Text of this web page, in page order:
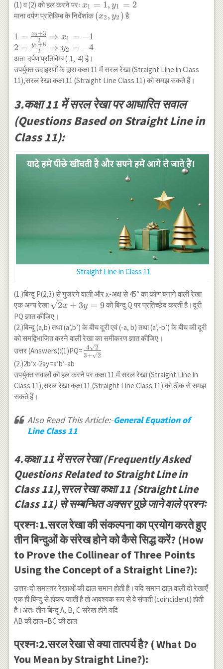
{x_1-3}=3
\Rightarrow 3
x_1-y_1=1
\ldots(1)
y_1=7
\ldots(2)
(1) व (2) को हल करने परः x_{1}=1,y_{1}=2
x1 = 1, y1 = 2
माना दर्पण प्रतिबिम्ब के निर्देशांक\left(x_{2},
(x2 , y2 ) है
1=\frac{x_2+3}
{2} \Rightarrow
x_1=-1 \\
2=\frac{y_2+8}
{2} \Rightarrow
1 = 2
x2 +3 ⇒ x1 = −1
2 = 2
y2 +8 ⇒ y2 = −4
अतः दर्पण प्रतिबिम्ब (-1,-4) है।
उपर्युक्त उदाहरणों के द्वारा कक्षा 11 में सरल रेखा (Straight Line in Class
11),सरल रेखा कक्षा 11 (Straight Line Class 11) को समझ सकते हैं।
3.कक्षा 11 में सरल रेखा पर आधारित सवाल
(Questions Based on Straight Line in
Class 11):
Straight Line in Class 11
(1.)बिन्दु P(2,3) से गुजरने वाली और x-अक्ष से 45° का कोण बनाने वाली रेखा
एक अन्य रेखा\sqrt{2}
x+3
y=9
2x + 3y = 9को बिन्दु Q पर प्रतिच्छेद करती है।दूरी
PQ ज्ञात कीजिए।
(2.)बिन्दु (a,b) तथा (a’,b’) के बीच दूरी एवं (-a, b) तथा (a’,-b’) के बीच की दूरी
को समद्विभाजित करने वाली रेखा का समीकरण ज्ञात कीजिए।
उत्तर (Answers):(1)PQ=\frac{4
\sqrt{2}}
{3+\sqrt{2}}
3+ 2
4 2
(2.)2b’x-2ay=a’b’-ab
उपर्युक्त सवालों को हल करने पर कक्षा 11 में सरल रेखा (Straight Line in
Class 11),सरल रेखा कक्षा 11 (Straight Line Class 11) को ठीक से समझ
सकते हैं।
Also Read This Article:-General Equation of
Line Class 11
4.कक्षा 11 में सरल रेखा (Frequently Asked
Questions Related to Straight Line in
Class 11),सरल रेखा कक्षा 11 (Straight Line
Class 11) से सम्बन्धित अक्सर पूछे जाने वाले प्रश्नः
प्रश्नः1.सरल रेखा की संकल्पना का प्रयोग करते हुए
तीन बिन्दुओं के संरेख होने को कैसे सिद्ध करें? (How
to Prove the Collinear of Three Points
Using the Concept of a Straight Line?):
उत्तरःदो समान्तर रेखाओं की ढाल समान होती है।यदि समान ढाल वाली दो रेखाएँ
एक ही बिन्दु से होकर जाती है तो आवश्यक रूप से वे संपाती (coincident) होती
है।अतः तीन बिन्दु A, B, C संरेख होंगे यदि
AB की ढाल=BC की ढाल
प्रश्नः2.सरल रेखा से क्या तात्पर्य है? ( What Do
You Mean by Straight Line?):